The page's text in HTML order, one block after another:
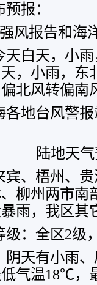
报：
强风报告和海
天白天，小
，小雨，东
北风转偏南
各地台风警
陆地天
宾、梧州、
柳州两市南
雨，我区其
级：全区2级
阴天有小雨
低气温18℃，